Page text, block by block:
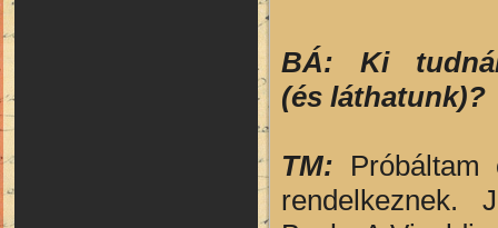
BÁ: Ki
(és láthatunk)?
TM:
rendelkeznek.